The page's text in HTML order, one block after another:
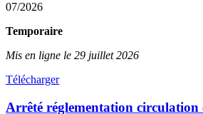
07/2026
Temporaire
Mis en ligne le 29 juillet 2026
Télécharger
Arrêté réglementation circulation